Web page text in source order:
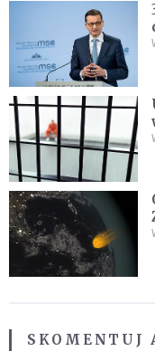
SKOMENTUJ